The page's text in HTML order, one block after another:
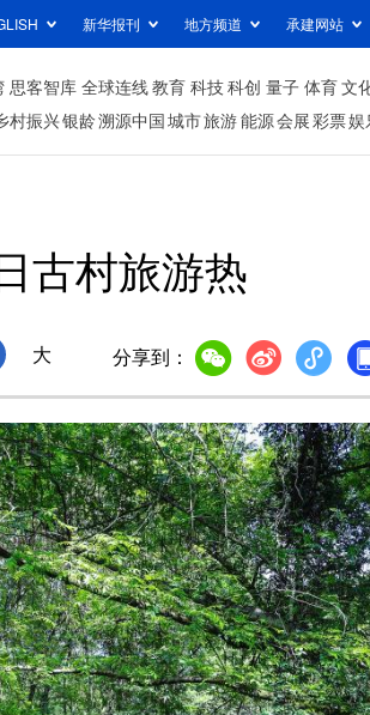
新华报刊 地方频道 承建网站
思客智库 全球连线教育 科技科创 量子 体育文
村振兴银龄溯源中国城市旅游能源会展彩票娱
古村旅游热
大 分享到：